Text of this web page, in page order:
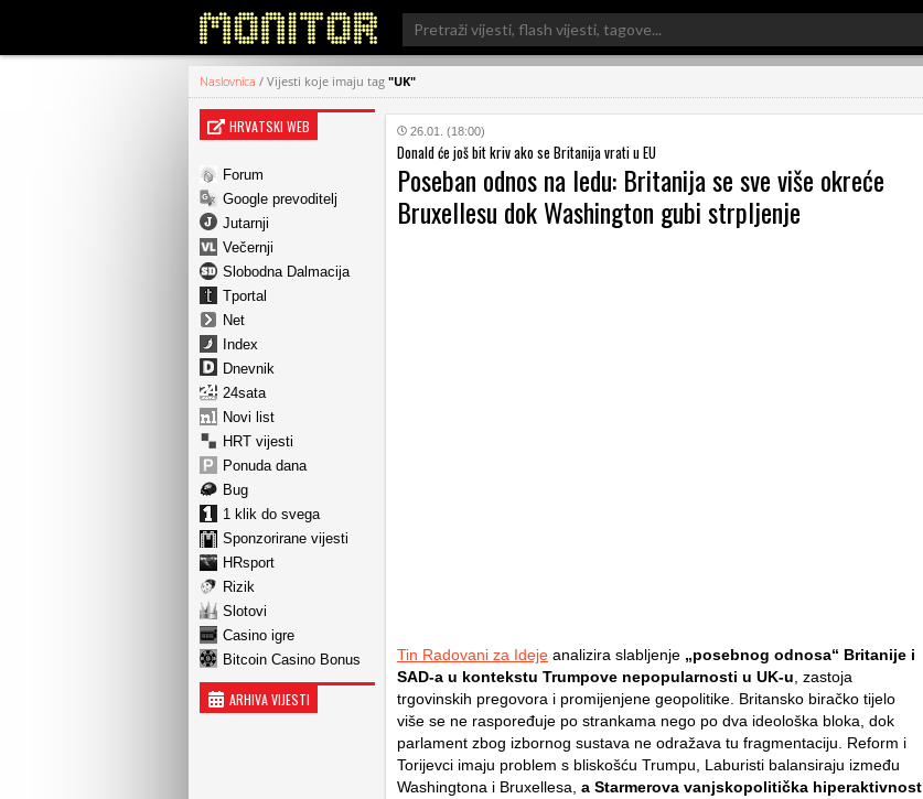
Search
for:
Naslovnica / Vijesti koje imaju tag "UK"
HRVATSKI WEB
Forum
Google prevoditelj
Jutarnji
Večernji
Slobodna Dalmacija
Tportal
Net
Index
Dnevnik
24sata
Novi list
HRT vijesti
Ponuda dana
Bug
1 klik do svega
Sponzorirane vijesti
HRsport
Rizik
Slotovi
Casino igre
Bitcoin Casino Bonus
ARHIVA VIJESTI
26.01. (18:00)
Donald će još bit kriv ako se Britanija vrati u EU
Poseban odnos na ledu: Britanija se sve više okreće
Bruxellesu dok Washington gubi strpljenje
Tin Radovani za Ideje analizira slabljenje „posebnog odnosa“ Britanije i
SAD-a u kontekstu Trumpove nepopularnosti u UK-u , zastoja
trgovinskih pregovora i promijenjene geopolitike. Britansko biračko tijelo
više se ne raspoređuje po strankama nego po dva ideološka bloka, dok
parlament zbog izbornog sustava ne odražava tu fragmentaciju. Reform i
Torijevci imaju problem s bliskošću Trumpu, Laburisti balansiraju između
Washingtona i Bruxellesa, a Starmerova vanjskopolitička hiperaktivnost